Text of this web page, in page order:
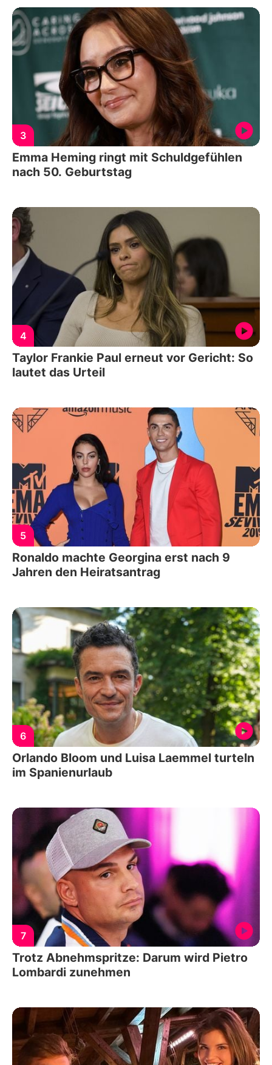
3
Emma Heming ringt mit Schuldgefühlen
nach 50. Geburtstag
4
Taylor Frankie Paul erneut vor Gericht: So
lautet das Urteil
5
Ronaldo machte Georgina erst nach 9
Jahren den Heiratsantrag
6
Orlando Bloom und Luisa Laemmel turteln
im Spanienurlaub
7
Trotz Abnehmspritze: Darum wird Pietro
Lombardi zunehmen